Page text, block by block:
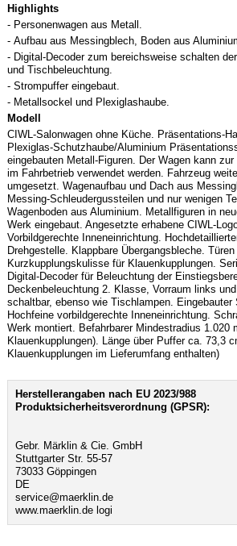
Highlights
- Personenwagen aus Metall.
- Aufbau aus Messingblech, Boden aus
- Digital-Decoder zum bereichsweise schalten
und Tischbeleuchtung.
- Strompuffer eingebaut.
- Metallsockel und Plexiglashaube.
Modell
CIWL-Salonwagen ohne Küche. Präsentations-
Plexiglas-Schutzhaube/Aluminium
eingebauten Metall-Figuren. Der Wagen kann
im Fahrbetrieb verwendet werden. Fahrzeug
umgesetzt. Wagenaufbau und Dach aus
Messing-Schleudergussteilen und nur wenigen
Wagenboden aus Aluminium. Metallfiguren in
Werk eingebaut. Angesetzte erhabene CIWL-
Vorbildgerechte Inneneinrichtung.
Drehgestelle. Klappbare Übergangsbleche.
Kurzkupplungskulisse für Klauenkupplungen.
Digital-Decoder für Beleuchtung der
Deckenbeleuchtung 2. Klasse, Vorraum links
schaltbar, ebenso wie Tischlampen. Eingebauter
Hochfeine vorbildgerechte Inneneinrichtung.
Werk montiert. Befahrbarer Mindestradius 1.020
Klauenkupplungen). Länge über Puffer ca. 73,3
Klauenkupplungen im Lieferumfang enthalten)
Herstellerangaben nach EU 2023/988
Produktsicherheitsverordnung (GPSR):
Gebr. Märklin & Cie. GmbH
Stuttgarter Str. 55-57
73033 Göppingen
DE
service@maerklin.de
www.maerklin.de logi